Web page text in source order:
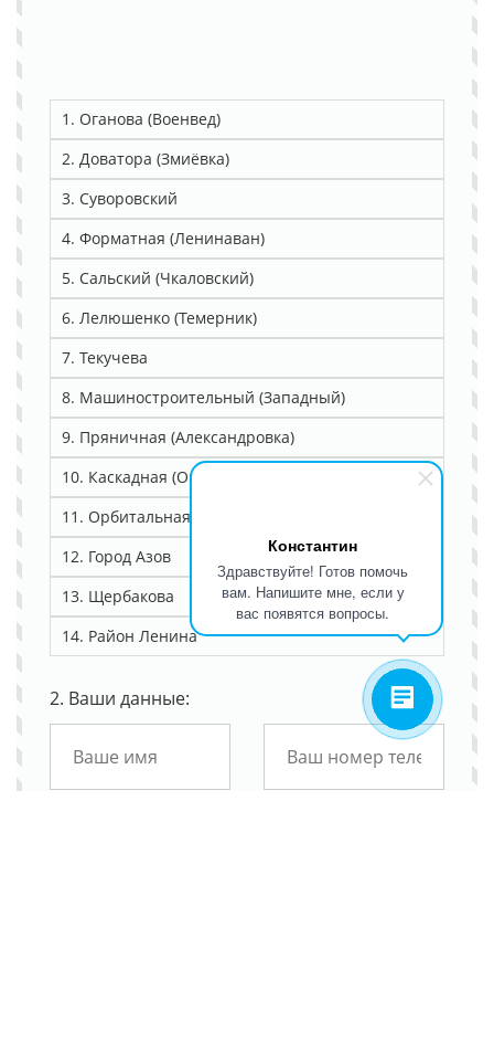
Константин
Здравствуйте! Готов помочь
вам. Напишите мне, если у
вас появятся вопросы.
1. Оганова (Военвед)
2. Доватора (Змиёвка)
3. Суворовский
4. Форматная (Ленинаван)
5. Сальский (Чкаловский)
6. Лелюшенко (Темерник)
7. Текучева
8. Машиностроительный (Западный)
9. Пряничная (Александровка)
10. Каскадная (Орская)
11. Орбитальная (Северный)
12. Город Азов
13. Щербакова
14. Район Ленина
2. Ваши данные: